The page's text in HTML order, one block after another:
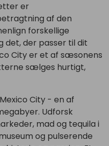
er
af den
forskellige
der passer til dit
City er et af sæsonens
sælges hurtigt,
City - en af
Udforsk
mad og tequila i
og pulserende